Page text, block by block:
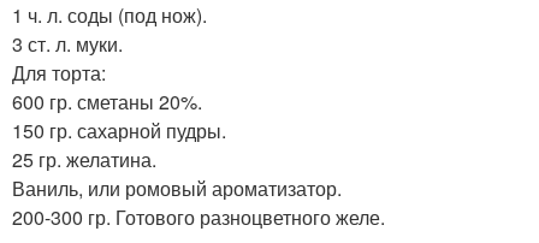
1 ч. л. соды (под нож).
3 ст. л. муки.
Для торта:
600 гр. сметаны 20%.
150 гр. сахарной пудры.
25 гр. желатина.
Ваниль, или ромовый ароматизатор.
200-300 гр. Готового разноцветного желе.